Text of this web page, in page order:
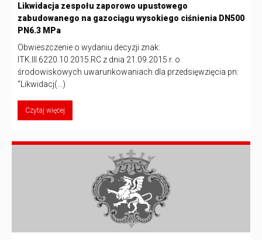
Likwidacja zespołu zaporowo upustowego
zabudowanego na gazociągu wysokiego ciśnienia DN500
PN6.3 MPa
Obwieszczenie o wydaniu decyzji znak:
ITK.III.6220.10.2015.RC z dnia 21.09.2015 r. o
środowiskowych uwarunkowaniach dla przedsięwzięcia pn:
"Likwidacj(...)
Czytaj więcej